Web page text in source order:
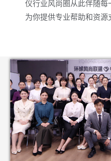
仪行业风尚圈从此伴随
为你提供专业帮助和资源